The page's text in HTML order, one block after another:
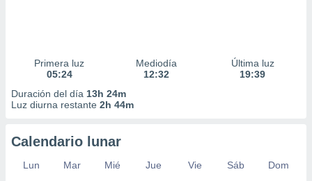
Primera luz
05:24
Mediodía
12:32
Última luz
19:39
Duración del día 13h 24m
Luz diurna restante 2h 44m
Calendario lunar
Lun Mar Mié Jue Vie Sáb
Dom